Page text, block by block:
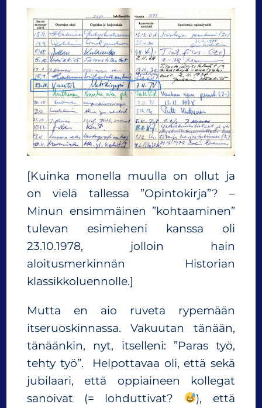
[Kuinka monella muulla on ollut ja
on vielä tallessa ”Opintokirja”? –
Minun ensimmäinen ”kohtaaminen”
tulevan esimieheni kanssa oli
23.10.1978, jolloin hain
aloitusmerkinnän Historian
klassikkoluennolle.]
Mutta en aio ruveta rypemään
itseruoskinnassa. Vakuutan tänään,
tänäänkin, nyt, itselleni: ”Paras työ,
tehty työ”. Helpottavaa oli, että sekä
jubilaari, että oppiaineen kollegat
sanoivat (= lohduttivat?
), että